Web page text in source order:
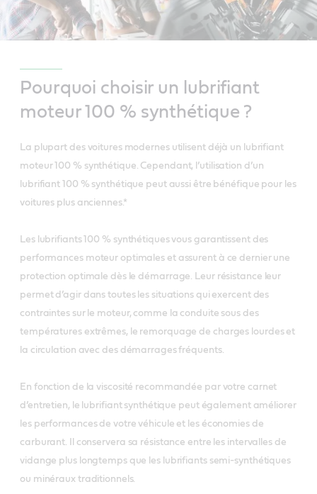
Pourquoi choisir un lubrifiant
moteur 100 % synthétique ?
La plupart des voitures modernes utilisent déjà un lubrifiant
moteur 100 % synthétique. Cependant, l’utilisation d’un
lubrifiant 100 % synthétique peut aussi être bénéfique pour les
voitures plus anciennes.*
Les lubrifiants 100 % synthétiques vous garantissent des
performances moteur optimales et assurent à ce dernier une
protection optimale dès le démarrage. Leur résistance leur
permet d’agir dans toutes les situations qui exercent des
contraintes sur le moteur, comme la conduite sous des
températures extrêmes, le remorquage de charges lourdes et
la circulation avec des démarrages fréquents.
En fonction de la viscosité recommandée par votre carnet
d’entretien, le lubrifiant synthétique peut également améliorer
les performances de votre véhicule et les économies de
carburant. Il conservera sa résistance entre les intervalles de
vidange plus longtemps que les lubrifiants semi-synthétiques
ou minéraux traditionnels.